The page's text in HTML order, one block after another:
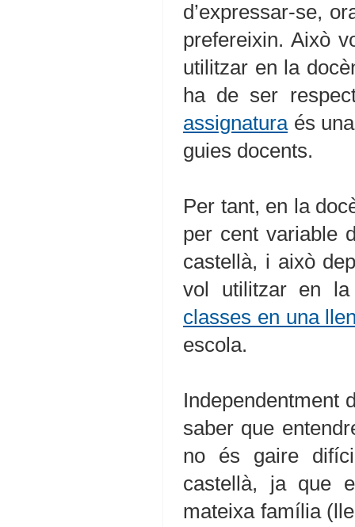
d’expressar-se,
prefereixin. Això
utilitzar en la
ha de ser
assignaturaés una
guies docents.
Per tant, en la
per cent variable
castellà, i això
vol utilitzar en
classes en una
escola.
Independentment
saber que
no és gaire
castellà, ja que
mateixa família